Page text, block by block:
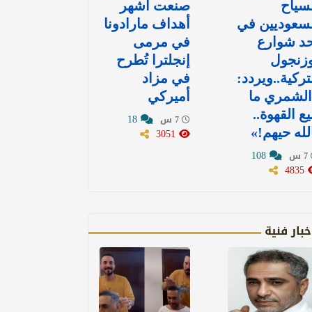
في
شوارع
ما
القهوة..
حيهم!»
صنعت أشهر
أهداف مارادونا
في مرمى
إنجلترا تُطرح
في مزاد
أميركي
فنية